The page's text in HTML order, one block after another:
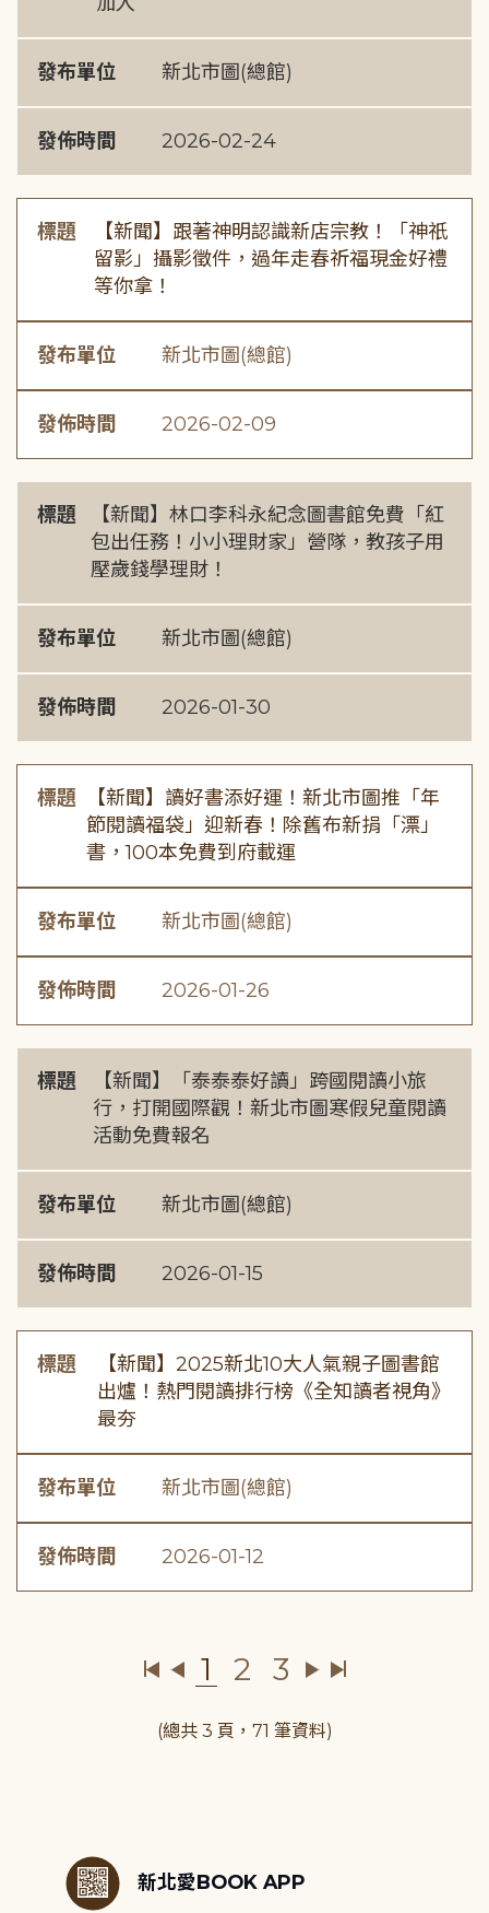
發布單位 新北市圖(總館)
發佈時間 2026-02-24
標題
【新聞】跟著神明認識新店宗教！「神祇
留影」攝影徵件，過年走春祈福現金好禮
等你拿！
發布單位 新北市圖(總館)
發佈時間 2026-02-09
標題
【新聞】林口李科永紀念圖書館免費「紅
包出任務！小小理財家」營隊，教孩子用
壓歲錢學理財！
發布單位 新北市圖(總館)
發佈時間 2026-01-30
標題
【新聞】讀好書添好運！新北市圖推「年
節閱讀福袋」迎新春！除舊布新捐「漂」
書，100本免費到府載運
發布單位 新北市圖(總館)
發佈時間 2026-01-26
標題
【新聞】「泰泰泰好讀」跨國閱讀小旅
行，打開國際觀！新北市圖寒假兒童閱讀
活動免費報名
發布單位 新北市圖(總館)
發佈時間 2026-01-15
標題
【新聞】2025新北10大人氣親子圖書館
出爐！熱門閱讀排行榜《全知讀者視角》
最夯
發布單位 新北市圖(總館)
發佈時間 2026-01-12
1 2 3
(總共 3 頁，71 筆資料)
新北愛BOOK APP